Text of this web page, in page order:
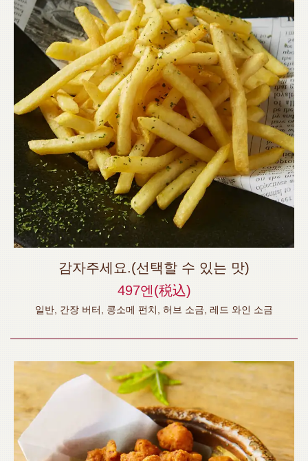
감자주세요.(선택할 수 있는 맛)
497엔 (税込)
일반, 간장 버터, 콩소메 펀치, 허브 소금, 레드 와인 소금